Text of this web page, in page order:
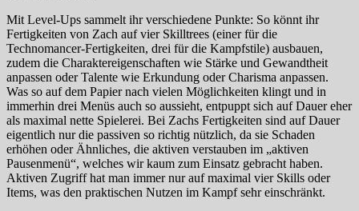
Mit Level-Ups sammelt ihr verschiedene Punkte: So könnt ihr
Fertigkeiten von Zach auf vier Skilltrees (einer für die
Technomancer-Fertigkeiten, drei für die Kampfstile) ausbauen,
zudem die Charaktereigenschaften wie Stärke und Gewandtheit
anpassen oder Talente wie Erkundung oder Charisma anpassen.
Was so auf dem Papier nach vielen Möglichkeiten klingt und in
immerhin drei Menüs auch so aussieht, entpuppt sich auf Dauer eher
als maximal nette Spielerei. Bei Zachs Fertigkeiten sind auf Dauer
eigentlich nur die passiven so richtig nützlich, da sie Schaden
erhöhen oder Ähnliches, die aktiven verstauben im „aktiven
Pausenmenü“, welches wir kaum zum Einsatz gebracht haben.
Aktiven Zugriff hat man immer nur auf maximal vier Skills oder
Items, was den praktischen Nutzen im Kampf sehr einschränkt.